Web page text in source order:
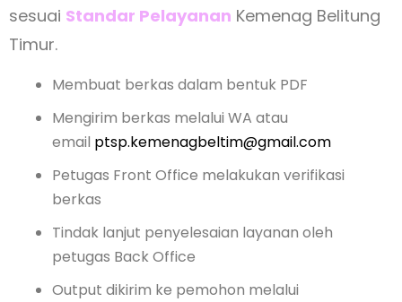
sesuai Standar Pelayanan Kemenag Belitung
Timur.
Membuat berkas dalam bentuk PDF
Mengirim berkas melalui WA atau
email ptsp.kemenagbeltim@gmail.com
Petugas Front Office melakukan verifikasi
berkas
Tindak lanjut penyelesaian layanan oleh
petugas Back Office
Output dikirim ke pemohon melalui